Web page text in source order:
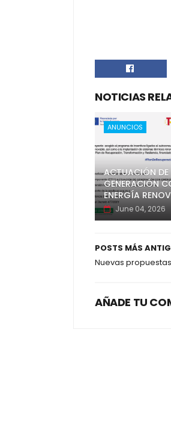
NOTICIAS
ANUNCIOS
ACTUACIÓN DE
GENERACIÓN
ENERGÍA
June 04, 2026
POSTS MÁS
Nuevas
AÑADE TU